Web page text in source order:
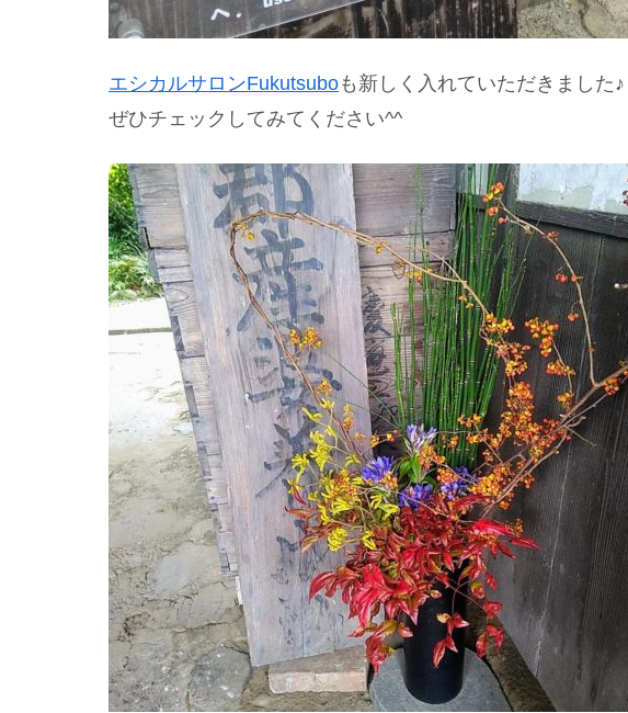
エシカルサロンFukutsuboも新しく入れていただきました♪
ぜひチェックしてみてください^^